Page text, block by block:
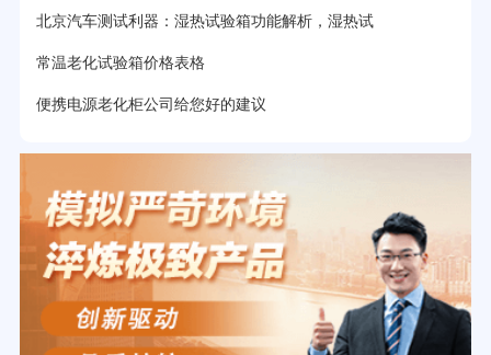
北京汽车测试利器：湿热试验箱功能解析，湿热试
常温老化试验箱价格表格
便携电源老化柜公司给您好的建议